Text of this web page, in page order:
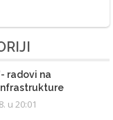
radovi na
u 20:01